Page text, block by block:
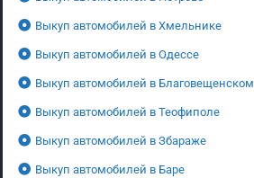
Выкуп автомобилей в Хмельнике
Выкуп автомобилей в Одессе
Выкуп автомобилей в Благовещенском
Выкуп автомобилей в Теофиполе
Выкуп автомобилей в Збараже
Выкуп автомобилей в Баре